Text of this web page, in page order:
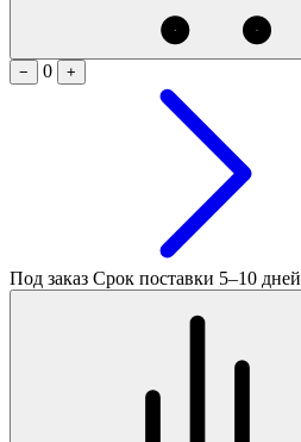
−
0 +
Под заказ Срок поставки 5–10 дней